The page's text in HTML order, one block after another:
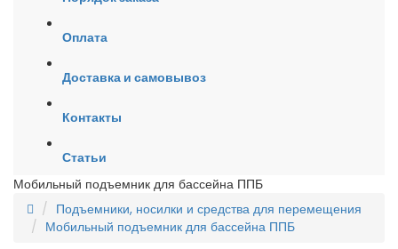
Оплата
Доставка и самовывоз
Контакты
Статьи
Мобильный подъемник для бассейна ППБ
Подъемники, носилки и средства для перемещения
Мобильный подъемник для бассейна ППБ